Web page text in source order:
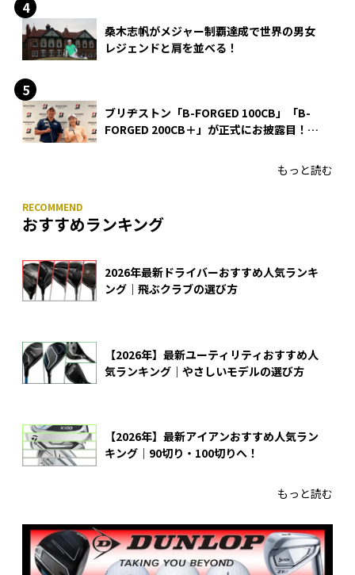
桑木志帆がメジャー制覇達成で世界の男女
レジェンドと肩を並べる！
ブリヂストン「B-FORGED 100CB」「B-
FORGED 200CB＋」が正式にお披露目！
もっと読む
おすすめランキング
2026年最新ドライバーおすすめ人気ランキ
ング｜飛ぶクラブの選び方
【2026年】最新ユーティリティおすすめ人
気ランキング｜やさしいモデルの選び方
【2026年】最新アイアンおすすめ人気ラン
キング｜90切り・100切りへ！
もっと読む